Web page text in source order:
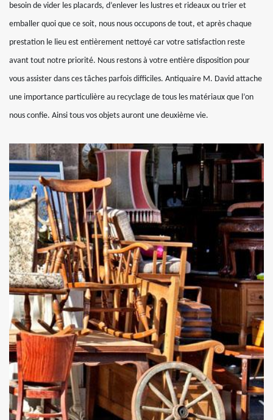
besoin de vider les placards, d’enlever les lustres et rideaux ou trier et
emballer quoi que ce soit, nous nous occupons de tout, et après chaque
prestation le lieu est entièrement nettoyé car votre satisfaction reste
avant tout notre priorité. Nous restons à votre entière disposition pour
vous assister dans ces tâches parfois difficiles. Antiquaire M. David attache
une importance particulière au recyclage de tous les matériaux que l’on
nous confie. Ainsi tous vos objets auront une deuxième vie.